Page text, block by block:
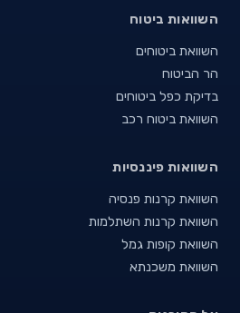
השוואות ביטוח
השוואת ביטוחים
הר הביטוח
בדיקת כפל ביטוחים
השוואת ביטוח רכב
השוואות פיננסיות
השוואת קרנות פנסיה
השוואת קרנות השתלמות
השוואת קופות גמל
השוואת משכנתא